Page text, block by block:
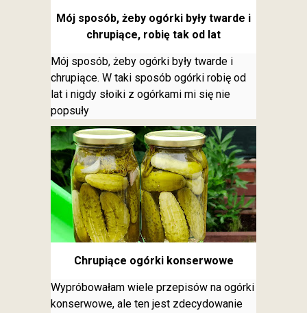
Mój sposób, żeby ogórki były twarde i
chrupiące, robię tak od lat
Mój sposób, żeby ogórki były twarde i
chrupiące. W taki sposób ogórki robię od
lat i nigdy słoiki z ogórkami mi się nie
popsuły
Chrupiące ogórki konserwowe
Wypróbowałam wiele przepisów na ogórki
konserwowe, ale ten jest zdecydowanie